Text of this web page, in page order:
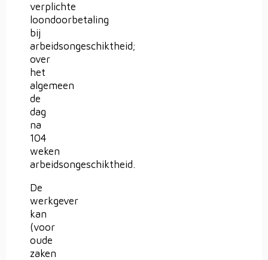
verplichte
loondoorbetaling
bij
arbeidsongeschiktheid;
over
het
algemeen
de
dag
na
104
weken
arbeidsongeschiktheid.
De
werkgever
kan
(voor
oude
zaken